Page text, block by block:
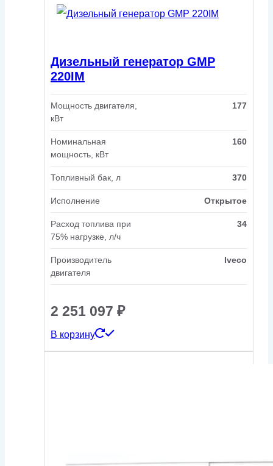
Дизельный генератор GMP
220IM
Мощность двигателя,
кВт
177
Номинальная
мощность, кВт
160
Топливный бак, л 370
Исполнение Открытое
Расход топлива при
75% нагрузке, л/ч
34
Производитель
двигателя
Iveco
2 251 097 ₽
В корзину